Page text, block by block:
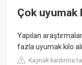
Çok uyumak
Yapılan
fazla uyumak kilo
Kaynak kaldırma